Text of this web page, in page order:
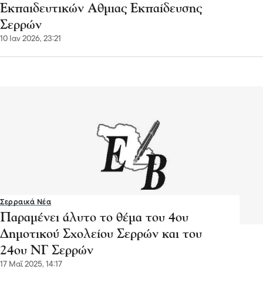
Εκπαιδευτικών Αθμιας Εκπαίδευσης
Σερρών
10 Ιαν 2026, 23:21
Σερραικά Νέα
Παραμένει άλυτο το θέμα του 4ου
Δημοτικού Σχολείου Σερρών και του
24ου ΝΓ Σερρών
17 Μαΐ 2025, 14:17